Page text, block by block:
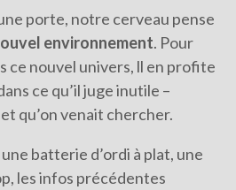
porte, notre cerveau pense
environnement. Pour
ce nouvel univers, ll en profite
ce qu’il juge inutile –
qu’on venait chercher.
batterie d’ordi à plat, une
les infos précédentes